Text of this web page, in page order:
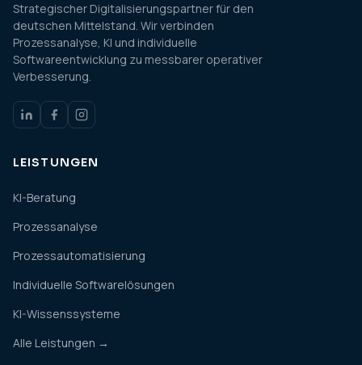
Strategischer Digitalisierungspartner für den
deutschen Mittelstand. Wir verbinden
Prozessanalyse, KI und individuelle
Softwareentwicklung zu messbarer operativer
Verbesserung.
LEISTUNGEN
KI-Beratung
Prozessanalyse
Prozessautomatisierung
Individuelle Softwarelösungen
KI-Wissenssysteme
Alle Leistungen →